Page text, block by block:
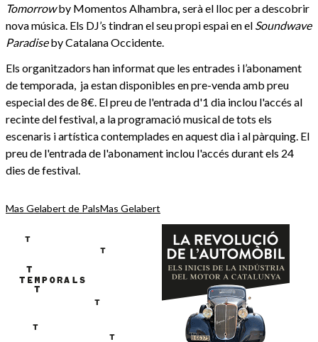
Tomorrowby Momentos Alhambra serà el lloc per a descobrir
nova música. Els DJ’s tindran el seu propi espai en el Soundwave
Paradiseby Catalana Occidente.
Els organitzadors han informat que les entrades i l’abonament
de temporada, ja estan disponibles en pre-venda amb preu
especial des de 8€. El preu de l'entrada d'1 dia inclou l'accés al
recinte del festival, a la programació musical de tots els
escenaris i artística contemplades en aquest dia i al pàrquing. El
preu de l'entrada de l'abonament inclou l'accés durant els 24
dies de festival.
Mas Gelabert de PalsMas Gelabert